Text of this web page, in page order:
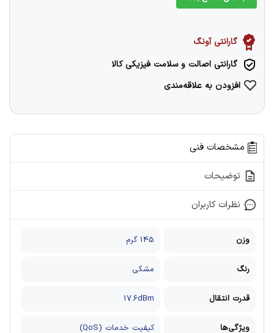
گارانتی آونگ
گارانتی اصالت و سلامت فیزیکی کالا
افزودن به علاقه‌مندی
مشخصات فنی
توضیحات
نظرات کاربران
وزن 145 گرم
رنگ مشکی
قدرت انتقال 17.6dBm
ویژگی‌ها کیفیت خدمات (QoS)